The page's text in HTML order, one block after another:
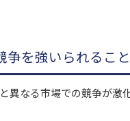
争を強いられるこ
異なる市場での競争が激